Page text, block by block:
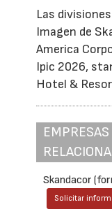
Las
Imagen de
America
Ipic 2026,
Hotel &
Skandacor
Solicitar